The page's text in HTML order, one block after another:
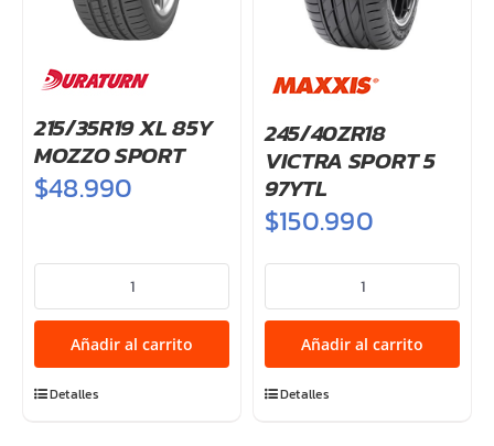
215/35R19 XL 85Y
MOZZO SPORT
$48.990
XL
85Y
MOZZO
SPORT
Añadir al carrito
Detalles
245/40ZR18
VICTRA SPORT 5
97YTL
$150.990
VICTRA
SPORT
97YTL
Añadir al carrito
Detalles